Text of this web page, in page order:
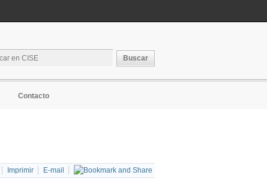
Contacto
Imprimir E-mail